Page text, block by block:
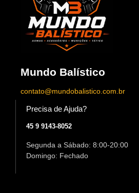
Mundo Balístico
contato@mundobalistico.com.br
Precisa de Ajuda?
45 9 9143-8052
Segunda a Sábado: 8:00-20:00
Domingo: Fechado